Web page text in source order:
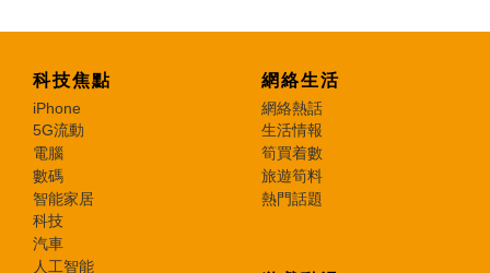
科技焦點
iPhone
5G流動
電腦
數碼
智能家居
科技
汽車
人工智能
網絡生活
網絡熱話
生活情報
筍買着數
旅遊筍料
熱門話題